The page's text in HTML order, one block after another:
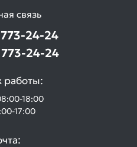
связь
24-24
24-24
работы:
18:00
17:00